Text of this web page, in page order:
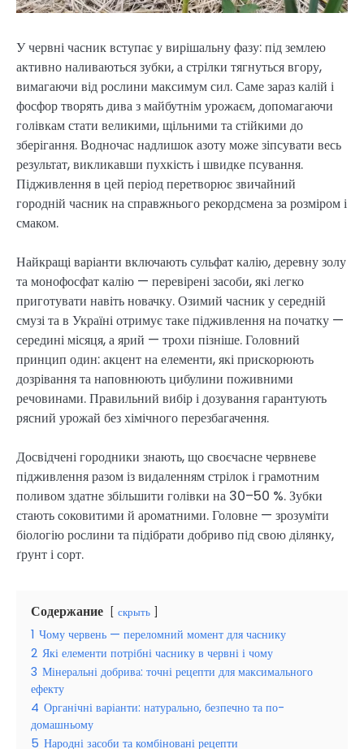
У червні часник вступає у вирішальну фазу: під землею
активно наливаються зубки, а стрілки тягнуться вгору,
вимагаючи від рослини максимум сил. Саме зараз калій і
фосфор творять дива з майбутнім урожаєм, допомагаючи
голівкам стати великими, щільними та стійкими до
зберігання. Водночас надлишок азоту може зіпсувати весь
результат, викликавши пухкість і швидке псування.
Підживлення в цей період перетворює звичайний
городній часник на справжнього рекордсмена за розміром і
смаком.
Найкращі варіанти включають сульфат калію, деревну золу
та монофосфат калію — перевірені засоби, які легко
приготувати навіть новачку. Озимий часник у середній
смузі та в Україні отримує таке підживлення на початку —
середині місяця, а ярий — трохи пізніше. Головний
принцип один: акцент на елементи, які прискорюють
дозрівання та наповнюють цибулини поживними
речовинами. Правильний вибір і дозування гарантують
рясний урожай без хімічного перезбагачення.
Досвідчені городники знають, що своєчасне червневе
підживлення разом із видаленням стрілок і грамотним
поливом здатне збільшити голівки на 30–50 %. Зубки
стають соковитими й ароматними. Головне — зрозуміти
біологію рослини та підібрати добриво під свою ділянку,
ґрунт і сорт.
Содержание скрыть
1 Чому червень — переломний момент для часнику
2 Які елементи потрібні часнику в червні і чому
3 Мінеральні добрива: точні рецепти для максимального
ефекту
4 Органічні варіанти: натурально, безпечно та по-
домашньому
5 Народні засоби та комбіновані рецепти